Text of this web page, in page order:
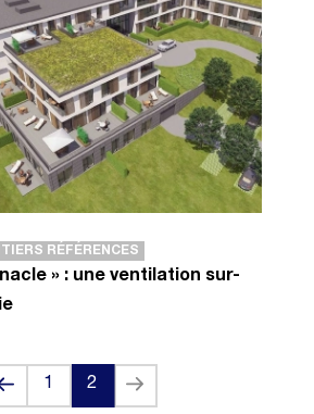
RÉFÉRENCES
» : une ventilation sur-
1 2 Next